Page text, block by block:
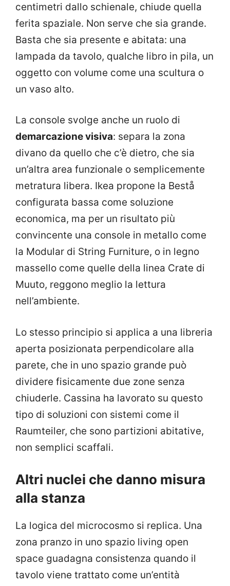
centimetri dallo schienale, chiude quella
ferita spaziale. Non serve che sia grande.
Basta che sia presente e abitata: una
lampada da tavolo, qualche libro in pila, un
oggetto con volume come una scultura o
un vaso alto.
La console svolge anche un ruolo di
demarcazione visiva: separa la zona
divano da quello che c’è dietro, che sia
un’altra area funzionale o semplicemente
metratura libera. Ikea propone la Bestå
configurata bassa come soluzione
economica, ma per un risultato più
convincente una console in metallo come
la Modular di String Furniture, o in legno
massello come quelle della linea Crate di
Muuto, reggono meglio la lettura
nell’ambiente.
Lo stesso principio si applica a una libreria
aperta posizionata perpendicolare alla
parete, che in uno spazio grande può
dividere fisicamente due zone senza
chiuderle. Cassina ha lavorato su questo
tipo di soluzioni con sistemi come il
Raumteiler, che sono partizioni abitative,
non semplici scaffali.
Altri nuclei che danno misura
alla stanza
La logica del microcosmo si replica. Una
zona pranzo in uno spazio living open
space guadagna consistenza quando il
tavolo viene trattato come un’entità